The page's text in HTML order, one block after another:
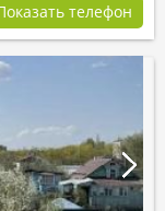
телефон